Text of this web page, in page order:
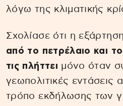
λόγω της κλιματικής
Σχολίασε ότι η
από το πετρέλαιο και
τις πλήττει μόνο όταν
γεωπολιτικές εντάσεις
τρόπο εκδήλωσης των